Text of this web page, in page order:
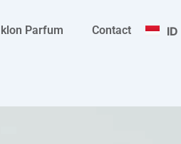
Parfum Contact ID